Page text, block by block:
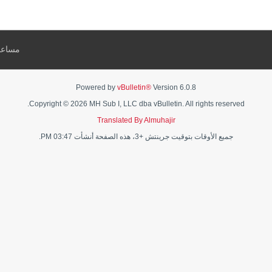
Powered by vBulletin® Version 6.0.8
Copyright © 2026 MH Sub I, LLC dba vBulletin. All rights reserved.
Translated By Almuhajir
جميع الأوقات بتوقيت جرينتش +3، هذه الصفحة أنشأت 03:47 PM.